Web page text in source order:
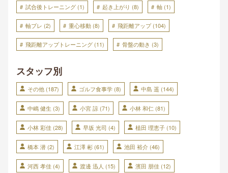
試合後トレーニング (1) 起き上がり (8) 軸 (1)
軸ブレ (2) 重心移動 (8) 飛距離アップ(104)
飛距離アップトレーニング (11) 骨盤の動き (3)
スタッフ別
その他 (187) ゴルフ食事学 (8) 中島 遥 (144)
中嶋 健生 (3) 小宮 諒 (71) 小林 和仁 (81)
小林 彩佳 (28) 早坂 光司 (4) 植田 理恵子 (10)
橋本 潜 (2) 江澤 彬 (61) 池田 裕介 (46)
河西 孝佳 (4) 渡邊 迅人 (15) 濱田 朋佳 (12)